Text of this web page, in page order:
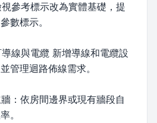
參考標示改為實體基礎，提
數標示。
線與電纜 新增導線和電纜設
管理迴路佈線需求。
：依房間邊界或現有牆段自
。